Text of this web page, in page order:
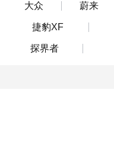
大众 蔚来
捷豹XF
探界者